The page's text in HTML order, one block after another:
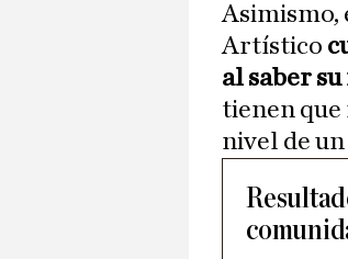
Asimismo,
Artístico
al saber
tienen que
nivel de